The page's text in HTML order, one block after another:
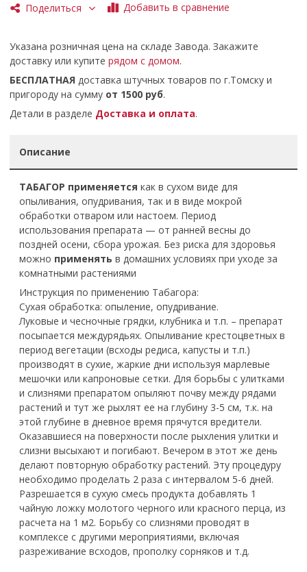
Поделиться Добавить в сравнение
Указана розничная цена на складе Завода. Закажите
доставку или купитерядом с домом.
БЕСПЛАТНАЯ доставка штучных товаров по г.Томску и
пригороду на сумму от 1500 руб.
Детали в разделе Доставка и оплата.
Описание
ТАБАГОР применяется как в сухом виде для
опыливания, опудривания, так и в виде мокрой
обработки отваром или настоем. Период
использования препарата — от ранней весны до
поздней осени, сбора урожая. Без риска для здоровья
можно применять в домашних условиях при уходе за
комнатными растениями
Инструкция по применению Табагора:
Сухая обработка: опыление, опудривание.
Луковые и чесночные грядки, клубника и т.п. – препарат
посыпается междурядьях. Опыливание крестоцветных в
период вегетации (всходы редиса, капусты и т.п.)
производят в сухие, жаркие дни используя марлевые
мешочки или капроновые сетки. Для борьбы с улитками
и слизнями препаратом опыляют почву между рядами
растений и тут же рыхлят ее на глубину 3-5 см, т.к. на
этой глубине в дневное время прячутся вредители.
Оказавшиеся на поверхности после рыхления улитки и
слизни высыхают и погибают. Вечером в этот же день
делают повторную обработку растений. Эту процедуру
необходимо проделать 2 раза с интервалом 5-6 дней.
Разрешается в сухую смесь продукта добавлять 1
чайную ложку молотого черного или красного перца, из
расчета на 1 м2. Борьбу со слизнями проводят в
комплексе с другими мероприятиями, включая
разреживание всходов, прополку сорняков и т.д.